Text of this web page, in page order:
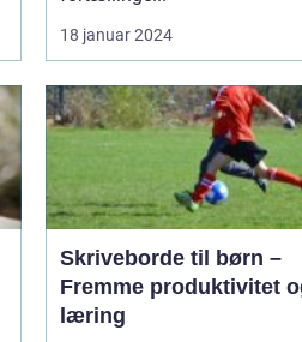
18 januar 2024
Skriveborde til børn –
Fremme produktivitet
læring